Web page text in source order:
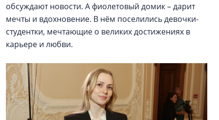
обсуждают новости. А фиолетовый домик – дарит
мечты и вдохновение. В нём поселились девочки-
студентки, мечтающие о великих достижениях в
карьере и любви.